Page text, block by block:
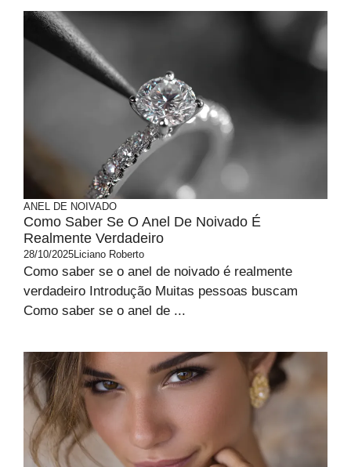
ANEL DE NOIVADO
Como Saber Se O Anel De Noivado É
Realmente Verdadeiro
28/10/2025Liciano Roberto
Como saber se o anel de noivado é realmente
verdadeiro Introdução Muitas pessoas buscam
Como saber se o anel de ...